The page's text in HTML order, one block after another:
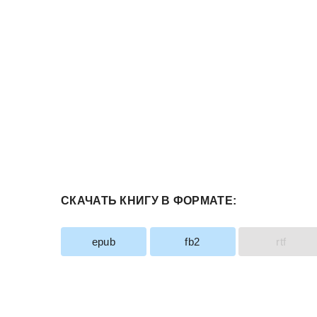
СКАЧАТЬ КНИГУ В ФОРМАТЕ:
epub fb2 rtf